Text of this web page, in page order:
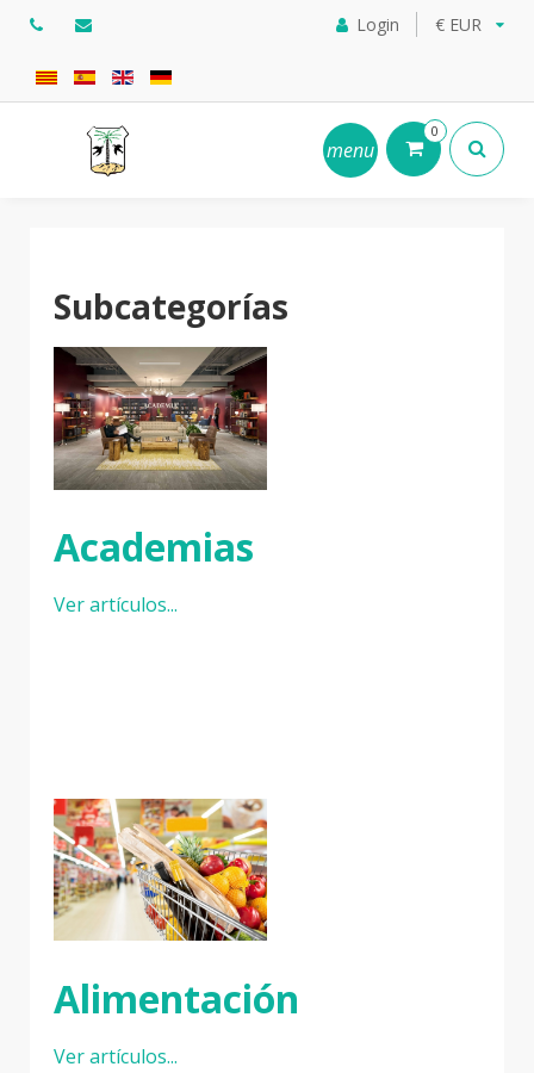
Login € EUR
menu
0
Subcategorías
Academias
Ver artículos...
Alimentación
Ver artículos...